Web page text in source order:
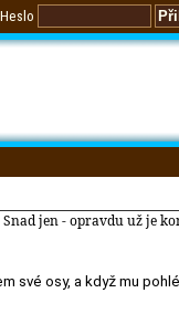
Heslo
jen - opravdu už je
své osy, a když mu